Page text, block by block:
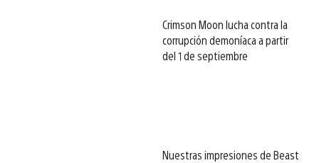
Crimson Moon lucha contra la
corrupción demoníaca a partir
del 1 de septiembre
Nuestras impresiones de Beast